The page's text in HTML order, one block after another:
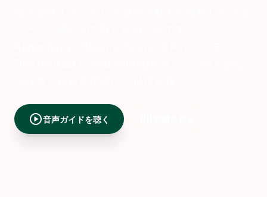
play_circle音声ガイドを聴く